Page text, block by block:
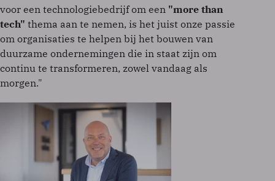
voor een technologiebedrijf om een "more than
tech" thema aan te nemen, is het juist onze passie
om organisaties te helpen bij het bouwen van
duurzame ondernemingen die in staat zijn om
continu te transformeren, zowel vandaag als
morgen."